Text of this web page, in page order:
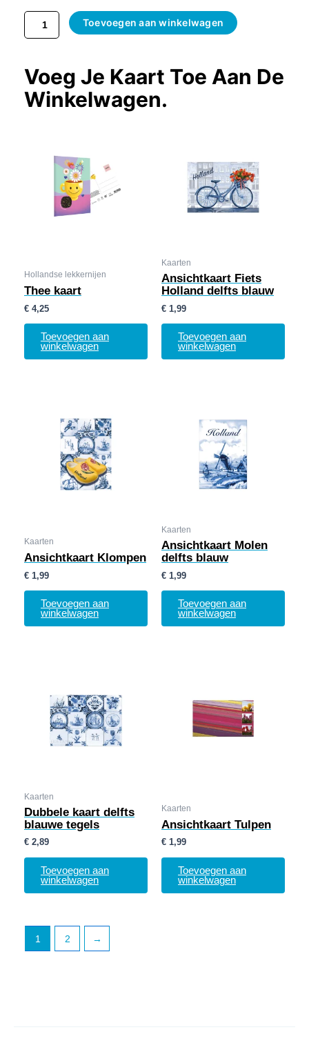
Toevoegen aan winkelwagen
Voeg Je Kaart Toe Aan De
Winkelwagen.
Hollandse lekkernijen
Thee kaart
€ 4,25
Toevoegen aan
winkelwagen
Kaarten
Ansichtkaart Fiets
Holland delfts blauw
€ 1,99
Toevoegen aan
winkelwagen
Kaarten
Ansichtkaart Klompen
€ 1,99
Toevoegen aan
winkelwagen
Kaarten
Ansichtkaart Molen
delfts blauw
€ 1,99
Toevoegen aan
winkelwagen
Kaarten
Dubbele kaart delfts
blauwe tegels
€ 2,89
Toevoegen aan
winkelwagen
Kaarten
Ansichtkaart Tulpen
€ 1,99
Toevoegen aan
winkelwagen
1 2 →